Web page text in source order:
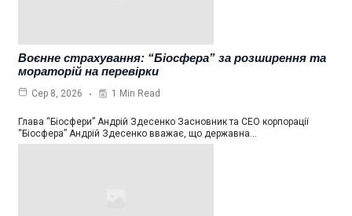
Воєнне страхування: “Біосфера” за розширення та
мораторій на перевірки
Сер 8, 2026 1 Min Read
Глава “Біосфери” Андрій Здесенко Засновник та СЕО корпорації
“Біосфера” Андрій Здесенко вважає, що державна…